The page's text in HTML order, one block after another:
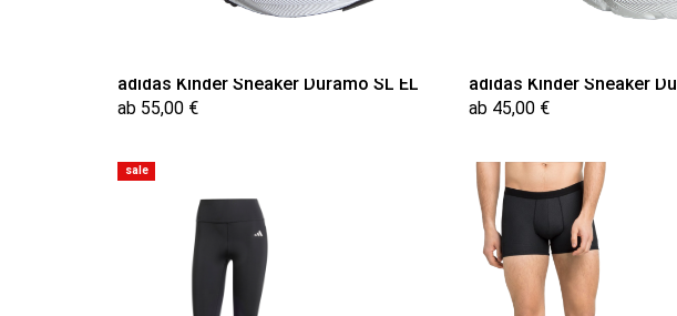
adidas Kinder Sneaker Duramo SL EL
ab 55,00 €
adidas Kinder Sneaker
ab 45,00 €
sale